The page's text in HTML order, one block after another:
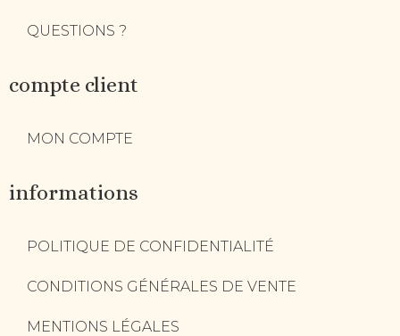
QUESTIONS ?
compte client
MON COMPTE
informations
POLITIQUE DE CONFIDENTIALITÉ
CONDITIONS GÉNÉRALES DE VENTE
MENTIONS LÉGALES